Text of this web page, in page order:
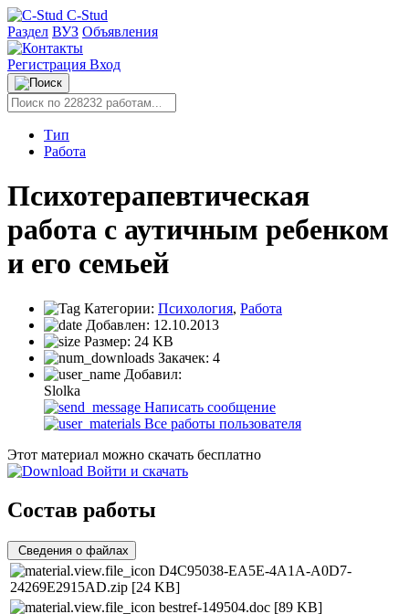
C-Stud
Раздел ВУЗ Объявления
Регистрация Вход
Тип
Работа
Психотерапевтическая
работа с аутичным ребенком
и его семьей
Категории: Психология, Работа
Добавлен: 12.10.2013
Размер: 24 KB
Закачек: 4
Добавил:
Slolka
Написать сообщение
Все работы пользователя
Этот материал можно скачать бесплатно
Войти и скачать
Состав работы
Сведения о файлах
D4C95038-EA5E-4A1A-A0D7-
24269E2915AD.zip [24 KB]
bestref-149504.doc [89 KB]